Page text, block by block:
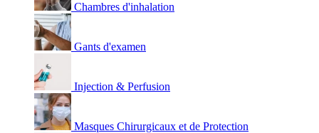
Chambres d'inhalation
Gants d'examen
Injection & Perfusion
Masques Chirurgicaux et de Protection